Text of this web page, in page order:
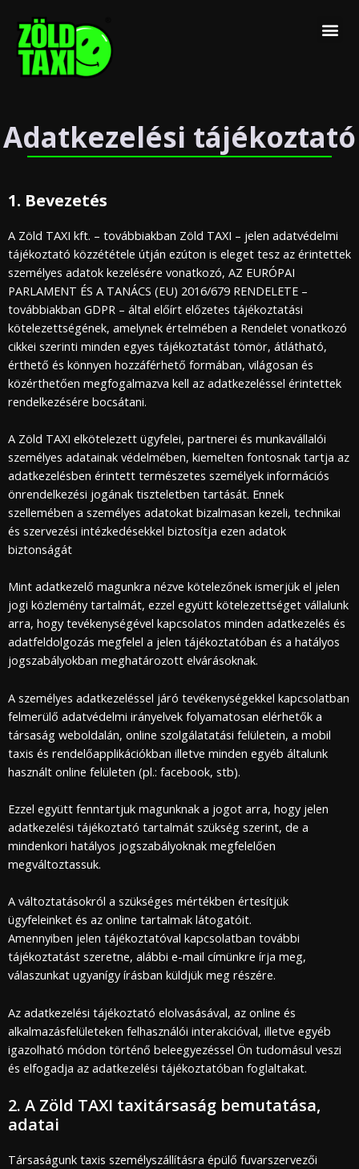
content
Adatkezelési tájékoztató
1. Bevezetés
A Zöld TAXI kft. – továbbiakban Zöld TAXI – jelen adatvédelmi
tájékoztató közzététele útján ezúton is eleget tesz az érintettek
személyes adatok kezelésére vonatkozó, AZ EURÓPAI
PARLAMENT ÉS A TANÁCS (EU) 2016/679 RENDELETE –
továbbiakban GDPR – által előírt előzetes tájékoztatási
kötelezettségének, amelynek értelmében a Rendelet vonatkozó
cikkei szerinti minden egyes tájékoztatást tömör, átlátható,
érthető és könnyen hozzáférhető formában, világosan és
közérthetően megfogalmazva kell az adatkezeléssel érintettek
rendelkezésére bocsátani.
A Zöld TAXI elkötelezett ügyfelei, partnerei és munkavállalói
személyes adatainak védelmében, kiemelten fontosnak tartja az
adatkezelésben érintett természetes személyek információs
önrendelkezési jogának tiszteletben tartását. Ennek
szellemében a személyes adatokat bizalmasan kezeli, technikai
és szervezési intézkedésekkel biztosítja ezen adatok
biztonságát
Mint adatkezelő magunkra nézve kötelezőnek ismerjük el jelen
jogi közlemény tartalmát, ezzel együtt kötelezettséget vállalunk
arra, hogy tevékenységével kapcsolatos minden adatkezelés és
adatfeldolgozás megfelel a jelen tájékoztatóban és a hatályos
jogszabályokban meghatározott elvárásoknak.
A személyes adatkezeléssel járó tevékenységekkel kapcsolatban
felmerülő adatvédelmi irányelvek folyamatosan elérhetők a
társaság weboldalán, online szolgálatatási felületein, a mobil
taxis és rendelőapplikációkban illetve minden egyéb általunk
használt online felületen (pl.: facebook, stb).
Ezzel együtt fenntartjuk magunknak a jogot arra, hogy jelen
adatkezelési tájékoztató tartalmát szükség szerint, de a
mindenkori hatályos jogszabályoknak megfelelően
megváltoztassuk.
A változtatásokról a szükséges mértékben értesítjük
ügyfeleinket és az online tartalmak látogatóit.
Amennyiben jelen tájékoztatóval kapcsolatban további
tájékoztatást szeretne, alábbi e-mail címünkre írja meg,
válaszunkat ugyanígy írásban küldjük meg részére.
Az adatkezelési tájékoztató elolvasásával, az online és
alkalmazásfelületeken felhasználói interakcióval, illetve egyéb
igazolható módon történő beleegyezéssel Ön tudomásul veszi
és elfogadja az adatkezelési tájékoztatóban foglaltakat.
2. A Zöld TAXI taxitársaság bemutatása,
adatai
Társaságunk taxis személyszállításra épülő fuvarszervezői